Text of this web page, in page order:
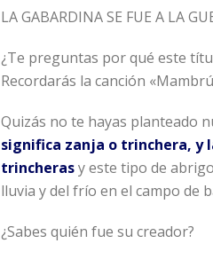
LA GABARDINA SE FUE A LA
¿Te preguntas por qué este
Recordarás la canción
Quizás no te hayas planteado
significa zanja o trinchera, y
trincherasy este tipo de
lluvia y del frío en el campo de
¿Sabes quién fue su creador?